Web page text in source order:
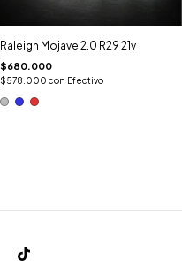
Raleigh Mojave 2.0 R29 21v
$680.000
$578.000 con Efectivo